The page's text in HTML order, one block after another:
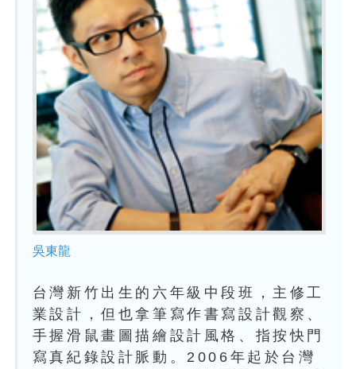
吳東龍
台灣新竹出生的六年級中段班，主修工
業設計，但也拿筆寫作書寫設計觀察、
手握滑鼠畫圖描繪設計風格、指按快門
寫真紀錄設計脈動。2006年起於台灣